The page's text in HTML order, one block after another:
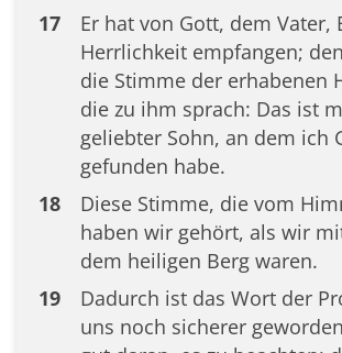
17
Er hat von Gott, dem Vater,
Herrlichkeit empfangen;
die Stimme der erhabenen
die zu ihm sprach: Das ist
geliebter Sohn, an dem ich
gefunden habe.
18
Diese Stimme, die vom
haben wir gehört, als wir
dem heiligen Berg waren.
19
Dadurch ist das Wort der
uns noch sicherer